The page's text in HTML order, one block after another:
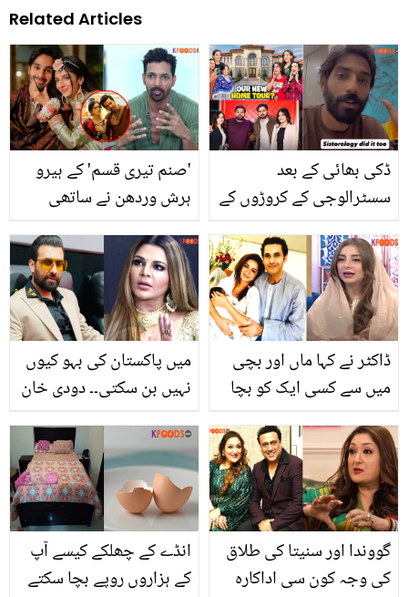
Related Articles
'صنم تیری قسم' کے ہیرو
ہرش وردھن نے ساتھی
شادی پر کیا تحفہ دیا؟
انٹرویو
ڈکی بھائی کے بعد
سسٹرالوجی کے کروڑوں کے
گیا۔۔ اسٹیٹ ایجنٹ نے
ویڈیو بنا کر اصلیت سب کو
دکھا دی
میں پاکستان کی بہو کیوں
نہیں بن سکتی۔۔ دودی خان
کس نے مجبور کیا؟ راکھی
ساونت بھارت کے خلاف
ہوگئیں
ڈاکٹر نے کہا ماں اور بچی
میں سے کسی ایک کو بچا
پیدائش کے وقت ثروت
گیلانی کے ساتھ کیا ہوا
تھا؟
انڈے کے چھلکے کیسے آپ
کے ہزاروں روپے بچا سکتے
گووندا اور سنیتا کی طلاق
کی وجہ کون سی اداکارہ